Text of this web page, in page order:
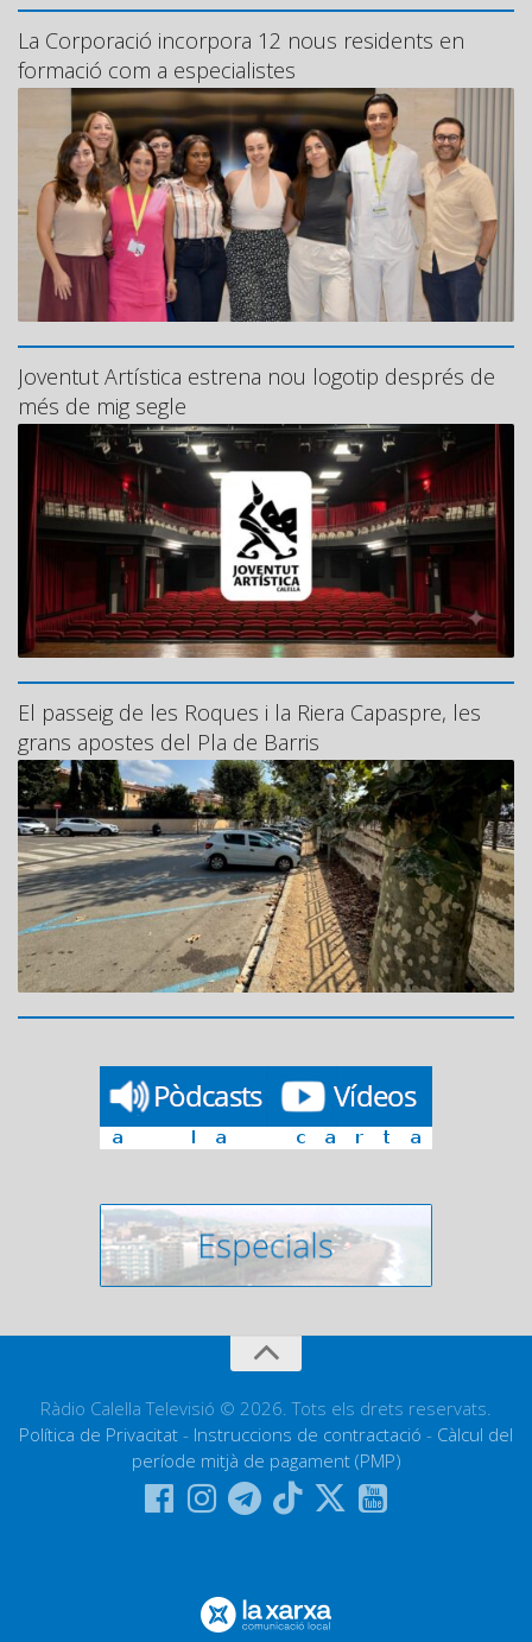
La Corporació incorpora 12 nous residents en
formació com a especialistes
Joventut Artística estrena nou logotip després de
més de mig segle
El passeig de les Roques i la Riera Capaspre, les
grans apostes del Pla de Barris
Ràdio Calella Televisió © 2026. Tots els drets reservats.
Política de Privacitat - Instruccions de contractació - Càlcul del
període mitjà de pagament (PMP)